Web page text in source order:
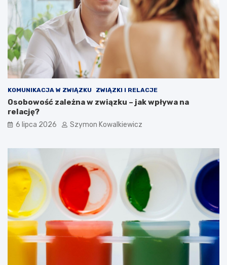
KOMUNIKACJA W ZWIĄZKU ZWIĄZKI I RELACJE
Osobowość zależna w związku – jak wpływa na
relację?
6 lipca 2026 Szymon Kowalkiewicz